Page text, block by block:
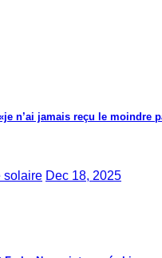
n’ai jamais reçu le moindre
solaire Dec 18, 2025